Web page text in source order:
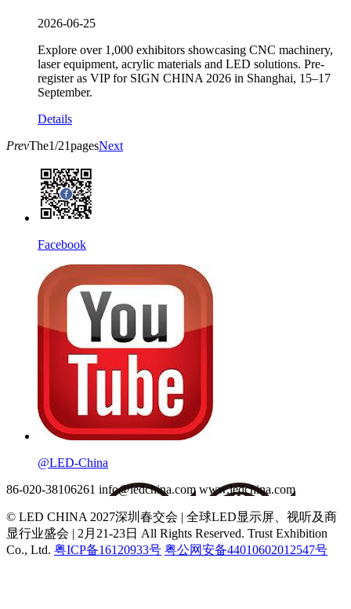
2026-06-25
Explore over 1,000 exhibitors showcasing CNC machinery,
laser equipment, acrylic materials and LED solutions. Pre-
register as VIP for SIGN CHINA 2026 in Shanghai, 15–17
September.
Details
PrevThe1/21pagesNext
Facebook
@LED-China
86-020-38106261 info@ledchina.com www.ledchina.com
© LED CHINA 2027深圳春交会 | 全球LED显示屏、视听及商
显行业盛会 | 2月21-23日 All Rights Reserved. Trust Exhibition
Co., Ltd. 粤ICP备16120933号 粤公网安备44010602012547号